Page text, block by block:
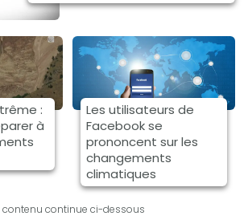
:
à
Les utilisateurs de
Facebook se
prononcent sur les
changements
climatiques
contenu continue ci-dessous